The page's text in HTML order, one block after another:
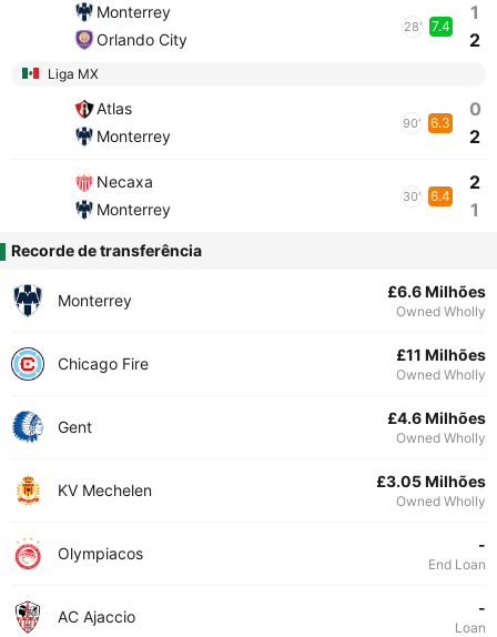
Monterrey
Orlando City
28' 7.4
1
2
Liga MX
Atlas
Monterrey
90' 6.3
0
2
Necaxa
Monterrey
30' 6.4
2
1
Recorde de transferência
Monterrey £6.6 Milhões
Owned Wholly
Chicago Fire £11 Milhões
Owned Wholly
Gent £4.6 Milhões
Owned Wholly
KV Mechelen £3.05 Milhões
Owned Wholly
Olympiacos -
End Loan
AC Ajaccio -
Loan